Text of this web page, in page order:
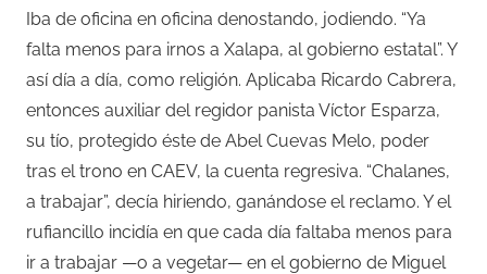
Iba de oficina en oficina denostando, jodiendo. “Ya
falta menos para irnos a Xalapa, al gobierno estatal”. Y
así día a día, como religión. Aplicaba Ricardo Cabrera,
entonces auxiliar del regidor panista Víctor Esparza,
su tío, protegido éste de Abel Cuevas Melo, poder
tras el trono en CAEV, la cuenta regresiva. “Chalanes,
a trabajar”, decía hiriendo, ganándose el reclamo. Y el
rufiancillo incidía en que cada día faltaba menos para
ir a trabajar —o a vegetar— en el gobierno de Miguel